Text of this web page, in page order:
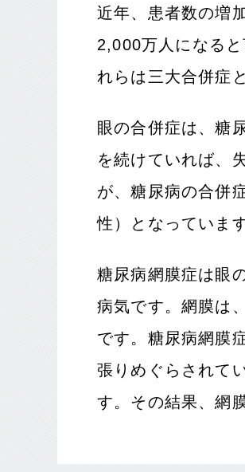
近年、患者数の増
2,000万人になる
れらは三大合併症
眼の合併症は、糖
を続けていれば、
が、糖尿病の合併
性）となっています
糖尿病網膜症は眼
病気です。網膜は
です。糖尿病網膜
張りめぐらされて
す。その結果、網